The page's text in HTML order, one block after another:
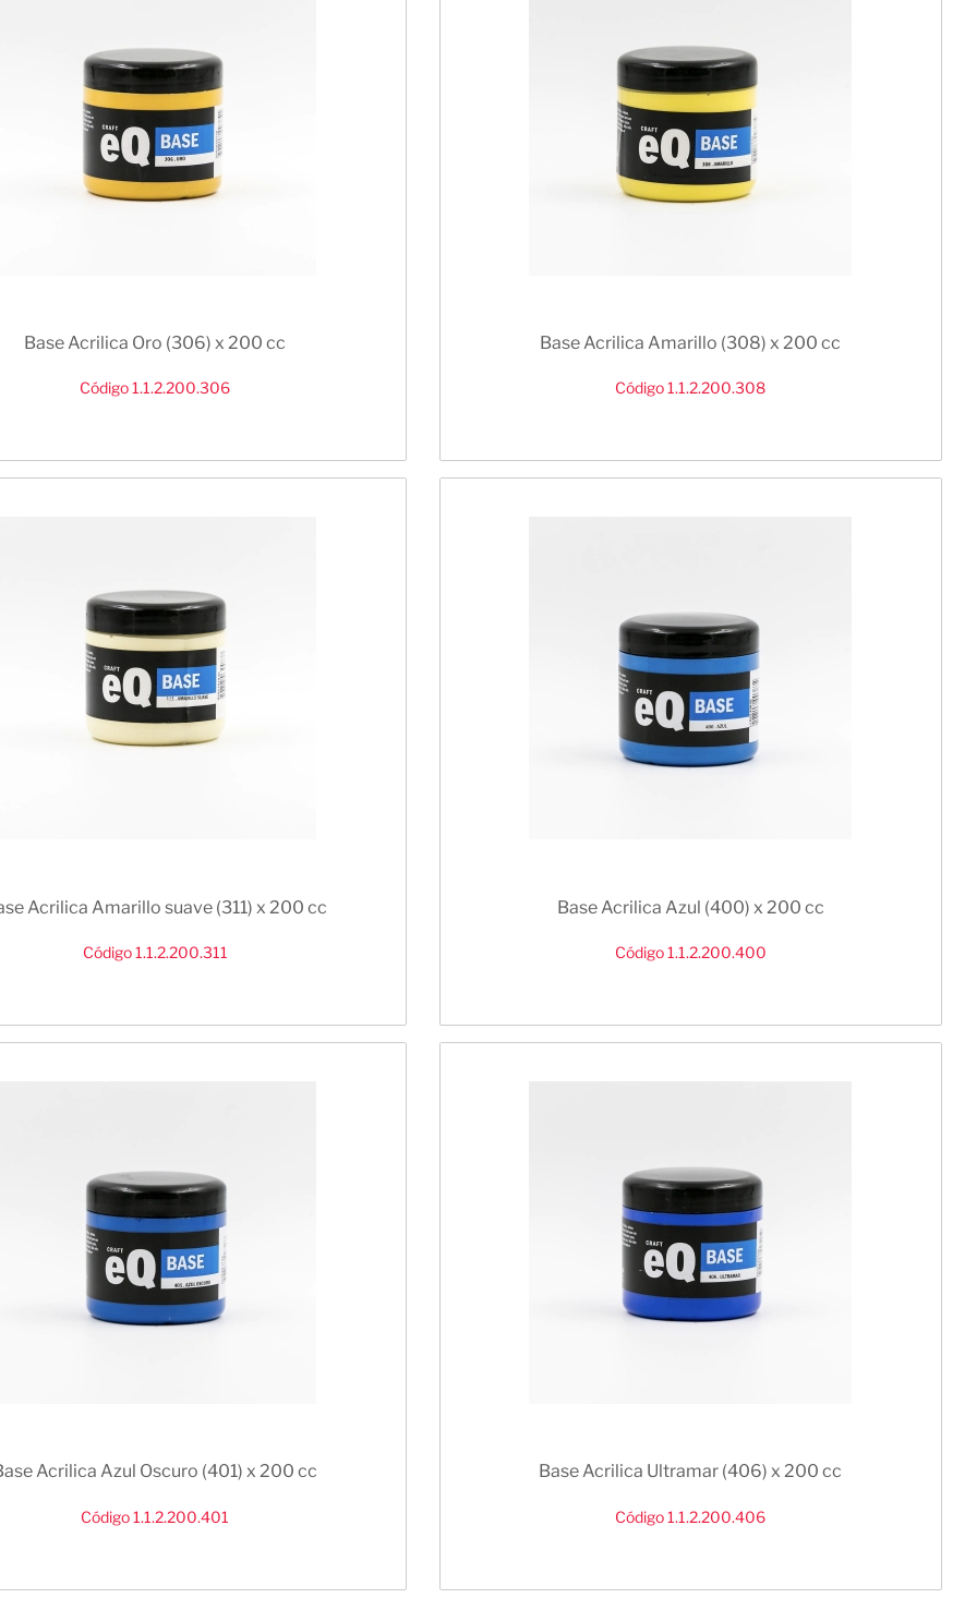
Base Acrilica Oro (306) x 200 cc
Código 1.1.2.200.306
Base Acrilica Amarillo (308) x 200 cc
Código 1.1.2.200.308
Acrilica Amarillo suave (311) x 200 cc
Código 1.1.2.200.311
Base Acrilica Azul (400) x 200 cc
Código 1.1.2.200.400
Acrilica Azul Oscuro (401) x 200 cc
Código 1.1.2.200.401
Base Acrilica Ultramar (406) x 200 cc
Código 1.1.2.200.406